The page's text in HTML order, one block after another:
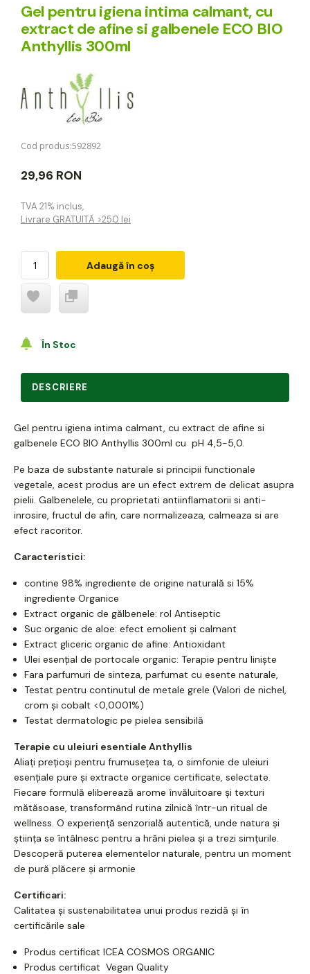
Gel pentru igiena intima calmant, cu
extract de afine si galbenele ECO BIO
Anthyllis 300ml
Cod produs:592892
29,96 RON
TVA 21% inclus,
Livrare GRATUITĂ >250 lei
Adaugă în coș
În Stoc
DESCRIERE
Gel pentru igiena intima calmant, cu extract de afine si
galbenele ECO BIO Anthyllis 300ml cu pH 4,5-5,0.
Pe baza de substante naturale si principii functionale
vegetale, acest produs are un efect extrem de delicat asupra
pielii. Galbenelele, cu proprietati antiinflamatorii si anti-
inrosire, fructul de afin, care normalizeaza, calmeaza si are
efect racoritor.
Caracteristici:
contine 98% ingrediente de origine naturală si 15%
ingrediente Organice
Extract organic de gălbenele: rol Antiseptic
Suc organic de aloe: efect emolient și calmant
Extract gliceric organic de afine: Antioxidant
Ulei esențial de portocale organic: Terapie pentru liniște
Fara parfumuri de sinteza, parfumat cu esente naturale,
Testat pentru continutul de metale grele (Valori de nichel,
crom și cobalt <0,0001%)
Testat dermatologic pe pielea sensibilă
Terapie cu uleiuri esentiale Anthyllis
Aliați prețioși pentru frumusețea ta, o simfonie de uleiuri
esențiale pure și extracte organice certificate, selectate.
Fiecare formulă eliberează arome învăluitoare și texturi
mătăsoase, transformând rutina zilnică într-un ritual de
wellness. O experiență senzorială autentică, unde natura și
știința se întâlnesc pentru a hrăni pielea și a trezi simțurile.
Descoperă puterea elementelor naturale, pentru un moment
de pură plăcere și armonie
Certificari:
Calitatea și sustenabilitatea unui produs rezidă și în
certificările sale
Produs certificat ICEA COSMOS ORGANIC
Produs certificat Vegan Quality